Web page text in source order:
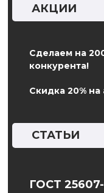
АКЦИИ
Сделаем на
конкурента!
Скидка 20%
СТАТЬИ
ГОСТ